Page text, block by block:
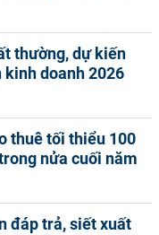
thường, dự kiến
doanh 2026
thuê tối thiểu 100
nửa cuối năm
đáp trả, siết xuất